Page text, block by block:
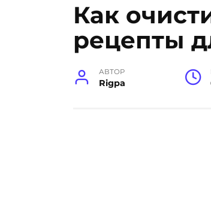
Как
рецепты
АВТОР
Rigpa